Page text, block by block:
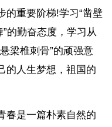
的重要阶梯!学习“凿壁
的勤奋态度，学习从
梁椎刺骨”的顽强意
的人生梦想，祖国的
春是一篇朴素自然的